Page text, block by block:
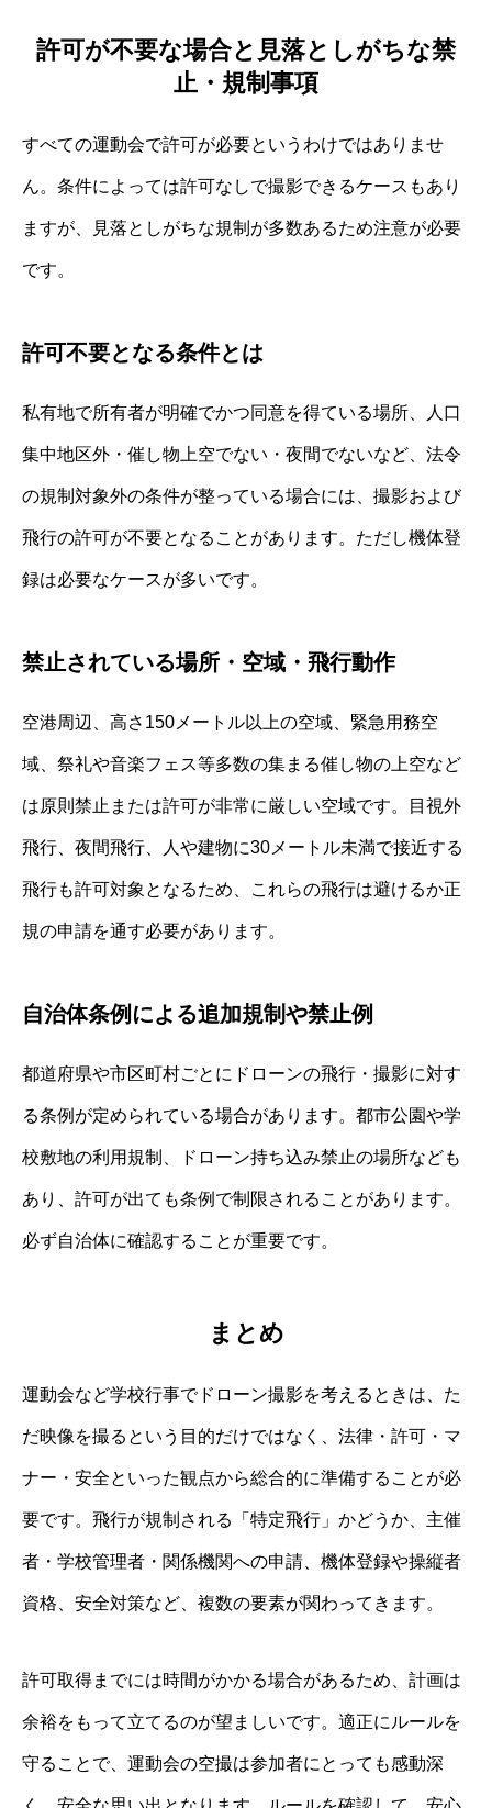
許可が不要な場合と見落としがちな禁
止・規制事項
すべての運動会で許可が必要というわけではありませ
ん。条件によっては許可なしで撮影できるケースもあり
ますが、見落としがちな規制が多数あるため注意が必要
です。
許可不要となる条件とは
私有地で所有者が明確でかつ同意を得ている場所、人口
集中地区外・催し物上空でない・夜間でないなど、法令
の規制対象外の条件が整っている場合には、撮影および
飛行の許可が不要となることがあります。ただし機体登
録は必要なケースが多いです。
禁止されている場所・空域・飛行動作
空港周辺、高さ150メートル以上の空域、緊急用務空
域、祭礼や音楽フェス等多数の集まる催し物の上空など
は原則禁止または許可が非常に厳しい空域です。目視外
飛行、夜間飛行、人や建物に30メートル未満で接近する
飛行も許可対象となるため、これらの飛行は避けるか正
規の申請を通す必要があります。
自治体条例による追加規制や禁止例
都道府県や市区町村ごとにドローンの飛行・撮影に対す
る条例が定められている場合があります。都市公園や学
校敷地の利用規制、ドローン持ち込み禁止の場所なども
あり、許可が出ても条例で制限されることがあります。
必ず自治体に確認することが重要です。
まとめ
運動会など学校行事でドローン撮影を考えるときは、た
だ映像を撮るという目的だけではなく、法律・許可・マ
ナー・安全といった観点から総合的に準備することが必
要です。飛行が規制される「特定飛行」かどうか、主催
者・学校管理者・関係機関への申請、機体登録や操縦者
資格、安全対策など、複数の要素が関わってきます。
許可取得までには時間がかかる場合があるため、計画は
余裕をもって立てるのが望ましいです。適正にルールを
守ることで、運動会の空撮は参加者にとっても感動深